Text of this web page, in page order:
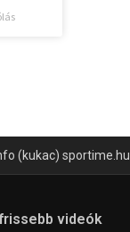
(kukac) sportime.hu
videók